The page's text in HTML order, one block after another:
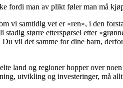
fordi man av plikt føler man må
vi samtidig vet er «ren», i den
større etterspørsel etter
vil det samme for dine barn,
land og regioner hopper over
utvikling og investeringer, må